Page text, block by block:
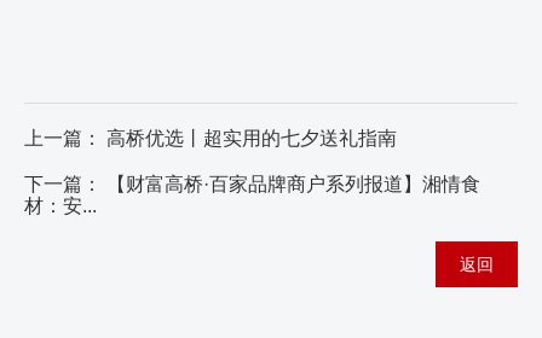
上一篇： 高桥优选丨超实用的七夕送礼指南
下一篇：
【财富高桥·百家品牌商户系列报道】湘情食
材：安...
返回